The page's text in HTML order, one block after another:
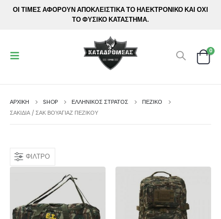
ΟΙ ΤΙΜΕΣ ΑΦΟΡΟΥΝ ΑΠΟΚΛΕΙΣΤΙΚΑ ΤΟ ΗΛΕΚΤΡΟΝΙΚΟ ΚΑΙ ΟΧΙ
ΤΟ ΦΥΣΙΚΟ ΚΑΤΑΣΤΗΜΑ.
0
ΑΡΧΙΚΉ SHOP ΕΛΛΗΝΙΚΟΣ ΣΤΡΑΤΟΣ
ΠΕΖΙΚΟ
ΣΑΚΊΔΙΑ / ΣΑΚ ΒΟΥΑΓΙΆΖ ΠΕΖΙΚΟΎ
ΦΊΛΤΡΟ